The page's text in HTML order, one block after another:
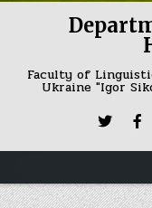
Faculty of
Ukraine "Igor